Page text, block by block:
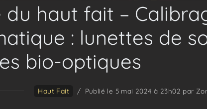
du haut fait –
: lunettes de
bio-optiques
Haut Fait / Publié le 5 mai 2024 à 23h02 par